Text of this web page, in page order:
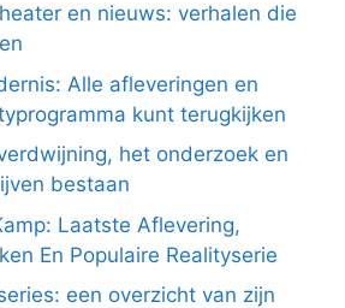
en nieuws: verhalen die
Alle afleveringen en
kunt terugkijken
het onderzoek en
bestaan
Laatste Aflevering,
En Populaire Realityserie
een overzicht van zijn